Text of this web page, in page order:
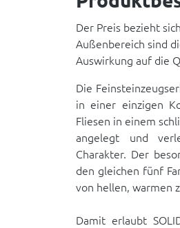
Der Preis bezieht
Außenbereich sind
Auswirkung auf die
Die
in einer einzigen
Fliesen in einem
angelegt und
Charakter. Der
den gleichen fünf
von hellen, warmen
Damit erlaubt